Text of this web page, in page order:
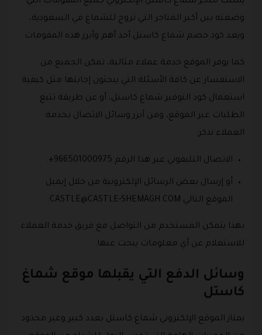
وضعته بين أكبر المتاجر التي تروج للشماغ في السعودية،
ويعد كود خصم شماغ كاستل أحد أهم وأبرز هذه المقومات.
كما يوفر الموقع خدمة عملاء مثالية، تمكن الجميع من
الاستفسار عن كافة الأسئلة التي يبحثون إجابتها مثل كيفية
استعمال كود التوفير شماغ كاستل، أو عن طريقة تتبع
الطلبات عبر الموقع، ومن أبرز وسائل الاتصال بخدمة
العملاء نذكر:
الاتصال التليفوني عبر هذا الرقم 966501000975+.
أو إرسال بعض الرسائل الإلكترونية من خلال إيميل
الموقع التالي CASTLE@CASTLE-SHEMAGH.COM
.
بهذا يتمكن المستخدم من التواصل مع فريق خدمة العملاء
للاستعلام عن أي معلومات يبحث عنها.
وسائل الدفع التي يقبلها موقع شماغ
كاستل
يمتاز الموقع الإلكتروني شماغ كاستل بعدد كبير وغير محدود